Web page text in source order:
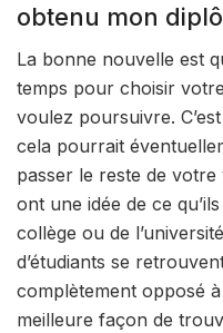
obtenu mon
La bonne nouvelle est
temps pour choisir
voulez poursuivre.
cela pourrait
passer le reste de votre
ont une idée de ce
collège ou de
d’étudiants se
complètement opposé
meilleure façon de